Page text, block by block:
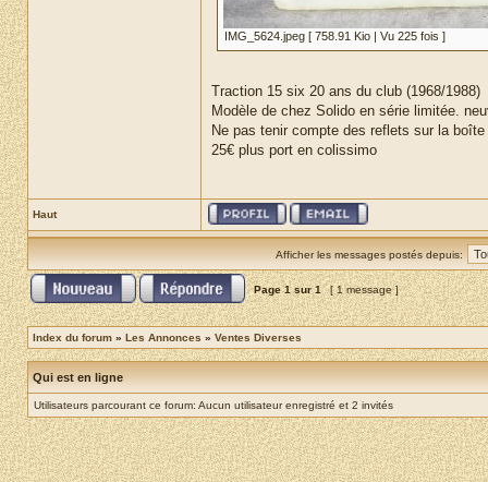
IMG_5624.jpeg [ 758.91 Kio | Vu 225 fois ]
Traction 15 six 20 ans du club (1968/1988)
Modèle de chez Solido en série limitée.
Ne pas tenir compte des reflets sur la boîte
25€ plus port en colissimo
Haut
Afficher les messages postés depuis:
Page1sur1 [ 1 message ]
Index du forum » Les Annonces » Ventes Diverses
Qui est en ligne
Utilisateurs parcourant ce forum: Aucun utilisateur enregistré et 2 invités